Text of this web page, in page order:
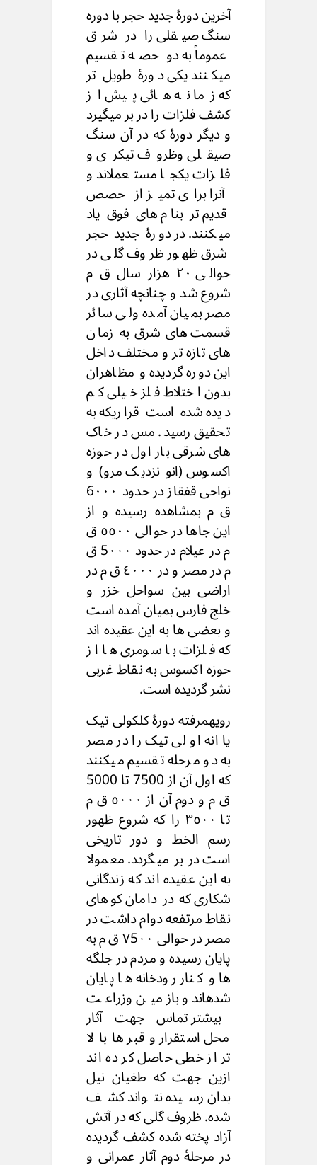
آخرین دورۀ جدید حجر با دوره
سنگ صیقلی را در شرق
عموماً به دو حصه تقسیم
میکنند یکی دورۀ طویل تر
که زما نه هائی پیش از
کشف فلزات را در بر میگیرد
و دیگر دورۀ که در آن سنگ
صیقلی وظروف تیکری و
فلزات یکجا مستعملاند و
آنرا برای تمیز از حصص
قدیم تر بنام های فوق یاد
میکنند. در دورۀ جدید حجر
شرق ظهور ظروف گلی در
حوالی ۲۰ هزار سال ق م
شروع شد و چنانچه آثاری در
مصر بمیان آمده ولی سائر
قسمت های شرق به زمان
های تازه تر و مختلف داخل
این دوره گردیده و مظاهران
بدون اختلاط فلز خیلی کم
دیده شده است قراریکه به
تحقیق رسید. مس در خاک
های شرقی بار اول در حوزه
اکسوس (انو نزدیک مرو) و
نواحی قفقاز در حدود 6۰۰۰
ق م بمشاهده رسیده و از
این جاها در حوالی ٥٥٠٠ ق
م در عیلام در حدود 5۰۰۰ ق
م در مصر و در ٤۰۰۰ ق م در
اراضی بین سواحل خزر و
خلج فارس بمیان آمده است
و بعضی ها به این عقیده اند
که فلزات با سومری ها از
حوزه اکسوس به نقاط غربی
نشر گردیده است.
رویهمرفته دورۀ کلکولى تیک
یا انه او لى تیک را در مصر
به دو مرحله تقسیم میکنند
که اول آن از 7500 تا 5000
ق م و دوم آن از ٥۰۰۰ ق م
تا ٣٥٠٠ را که شروع ظهور
رسم الخط و دور تاریخی
است در بر میگردد. معمولا
به این عقیده اند که زندگانی
شکاری که در دامان کوهای
نقاط مرتفعه دوام داشت در
مصر در حوالی ۷5۰۰ ق م به
پایان رسیده و مردم در جلگه
ها و کنار رودخانه ها پایان
شدهاند و بازمین وزراعت
بیشتر تماس جهت آثار
محل استقرار و قبر ها با لا
تر از خطی حاصل کر ده اند
ازین جهت که طغیان نیل
بدان رسیده نتواند کشف
شده. ظروف گلی که در آتش
آزاد پخته شده کشف گردیده
در مرحلۀ دوم آثار عمرانی و